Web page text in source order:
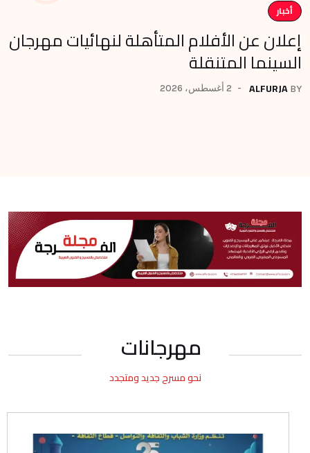
أخبار
إعلان عن الأفلام المتأهلة لنهائيات مهرجان
السينما المتنقلة
BY
ALFURJA 2 أغسطس، 2026
مهرجانات
نحو مسرح جديد ومتجدد